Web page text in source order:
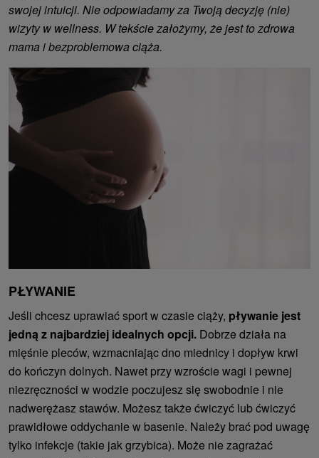
swojej intuicji. Nie odpowiadamy za Twoją decyzję (nie)
wizyty w wellness. W tekście założymy, że jest to zdrowa
mama i bezproblemowa ciąża.
PŁYWANIE
Jeśli chcesz uprawiać sport w czasie ciąży, pływanie jest
jedną z najbardziej idealnych opcji. Dobrze działa na
mięśnie pleców, wzmacniając dno miednicy i dopływ krwi
do kończyn dolnych. Nawet przy wzroście wagi i pewnej
niezręczności w wodzie poczujesz się swobodnie i nie
nadwerężasz stawów. Możesz także ćwiczyć lub ćwiczyć
prawidłowe oddychanie w basenie. Należy brać pod uwagę
tylko infekcje (takie jak grzybica). Może nie zagrażać